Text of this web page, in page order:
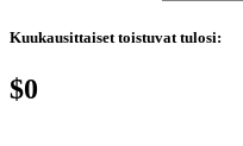
Kuukausittaiset toistuvat tulosi:
$0